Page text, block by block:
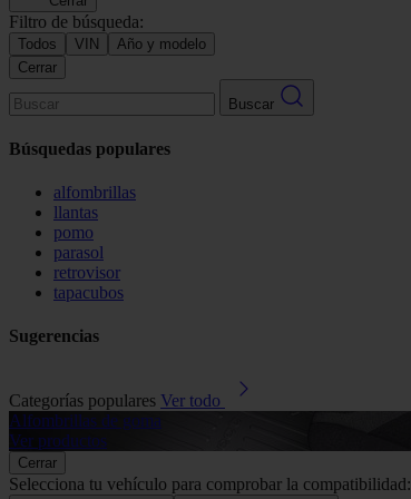
Filtro de búsqueda:
Todos VIN
Año y modelo
Cerrar
Buscar
Búsquedas populares
alfombrillas
llantas
pomo
parasol
retrovisor
tapacubos
Sugerencias
Categorías populares Ver todo
Alfombrillas de goma
Ver productos
Cerrar
Selecciona tu vehículo para comprobar la compatibilidad: